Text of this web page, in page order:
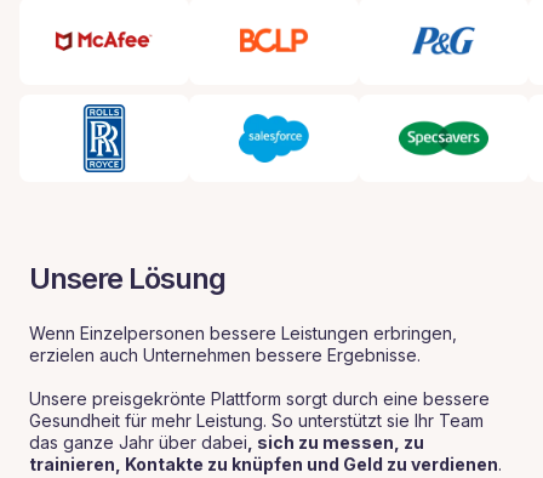
Unsere Lösung
Wenn Einzelpersonen bessere Leistungen erbringen,
erzielen auch Unternehmen bessere Ergebnisse.
Unsere preisgekrönte Plattform sorgt durch eine bessere
Gesundheit für mehr Leistung. So unterstützt sie Ihr Team
das ganze Jahr über dabei , sich zu messen, zu
trainieren, Kontakte zu knüpfen und Geld zu verdienen.